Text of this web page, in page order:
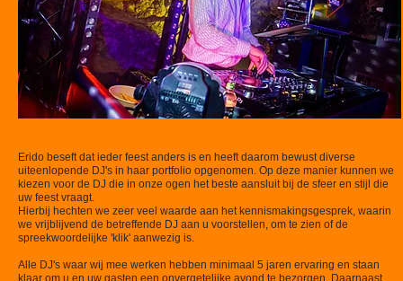
Erido beseft dat ieder feest anders is en heeft daarom bewust diverse
uiteenlopende DJ's in haar portfolio opgenomen. Op deze manier kunnen we
kiezen voor de DJ die in onze ogen het beste aansluit bij de sfeer en stijl die
uw feest vraagt.
​Hierbij hechten we zeer veel waarde aan het kennismakingsgesprek, waarin
we vrijblijvend​ de betreffende DJ aan u voorstellen, om te zien of de
spreekwoordelijke 'klik' aanwezig is.
​Alle DJ's waar wij mee werken hebben minimaal 5 jaren ervaring en staan
klaar om u en uw gasten een onvergetelijke avond te bezorgen. Daarnaast